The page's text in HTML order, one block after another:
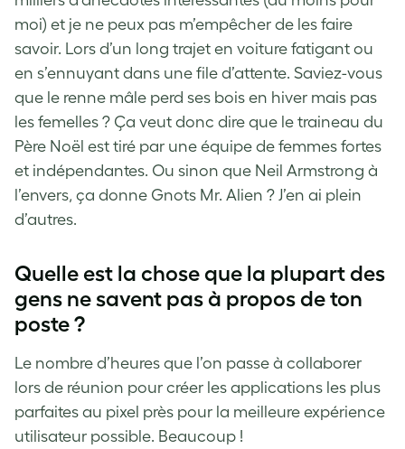
moi) et je ne peux pas m’empêcher de les faire
savoir. Lors d’un long trajet en voiture fatigant ou
en s’ennuyant dans une file d’attente. Saviez-vous
que le renne mâle perd ses bois en hiver mais pas
les femelles ? Ça veut donc dire que le traineau du
Père Noël est tiré par une équipe de femmes fortes
et indépendantes. Ou sinon que Neil Armstrong à
l’envers, ça donne Gnots Mr. Alien ? J’en ai plein
d’autres.
Quelle est la chose que la plupart des
gens ne savent pas à propos de ton
poste ?
Le nombre d’heures que l’on passe à collaborer
lors de réunion pour créer les applications les plus
parfaites au pixel près pour la meilleure expérience
utilisateur possible. Beaucoup !